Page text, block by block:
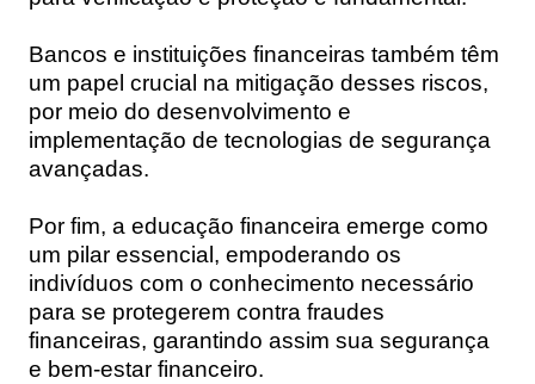
Bancos e instituições financeiras também têm
um papel crucial na mitigação desses riscos,
por meio do desenvolvimento e
implementação de tecnologias de segurança
avançadas.
Por fim, a educação financeira emerge como
um pilar essencial, empoderando os
indivíduos com o conhecimento necessário
para se protegerem contra fraudes
financeiras, garantindo assim sua segurança
e bem-estar financeiro.